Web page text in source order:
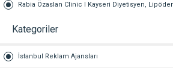
Rabia Özaslan Clinic I Kayseri Diyetisyen,
Kategoriler
İstanbul Reklam Ajansları